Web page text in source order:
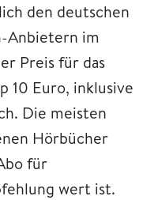
den deutschen
Anbietern im
Preis für das
10 Euro, inklusive
Die meisten
Hörbücher
für
wert ist.